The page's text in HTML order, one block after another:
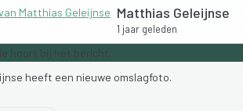
Matthias Geleijnse
1 jaar geleden
heeft een nieuwe omslagfoto.